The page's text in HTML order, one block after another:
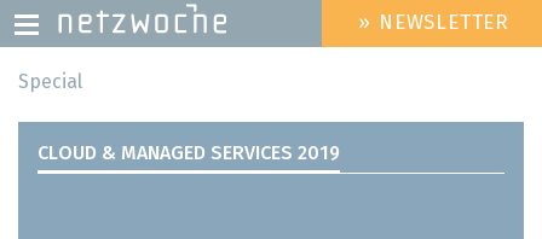
Direkt
Inhalt
HEADER
MENU
» NEWSLETTER
Special
CLOUD & MANAGED SERVICES 2019